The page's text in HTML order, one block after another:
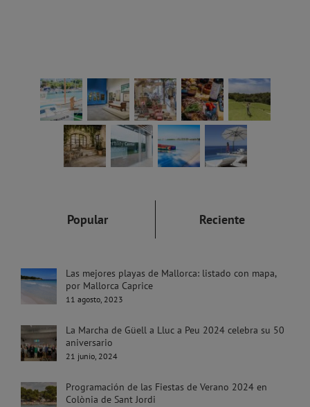
Popular Reciente
Las mejores playas de Mallorca: listado con mapa,
por Mallorca Caprice
11 agosto, 2023
La Marcha de Güell a Lluc a Peu 2024 celebra su 50
aniversario
21 junio, 2024
Programación de las Fiestas de Verano 2024 en
Colònia de Sant Jordi